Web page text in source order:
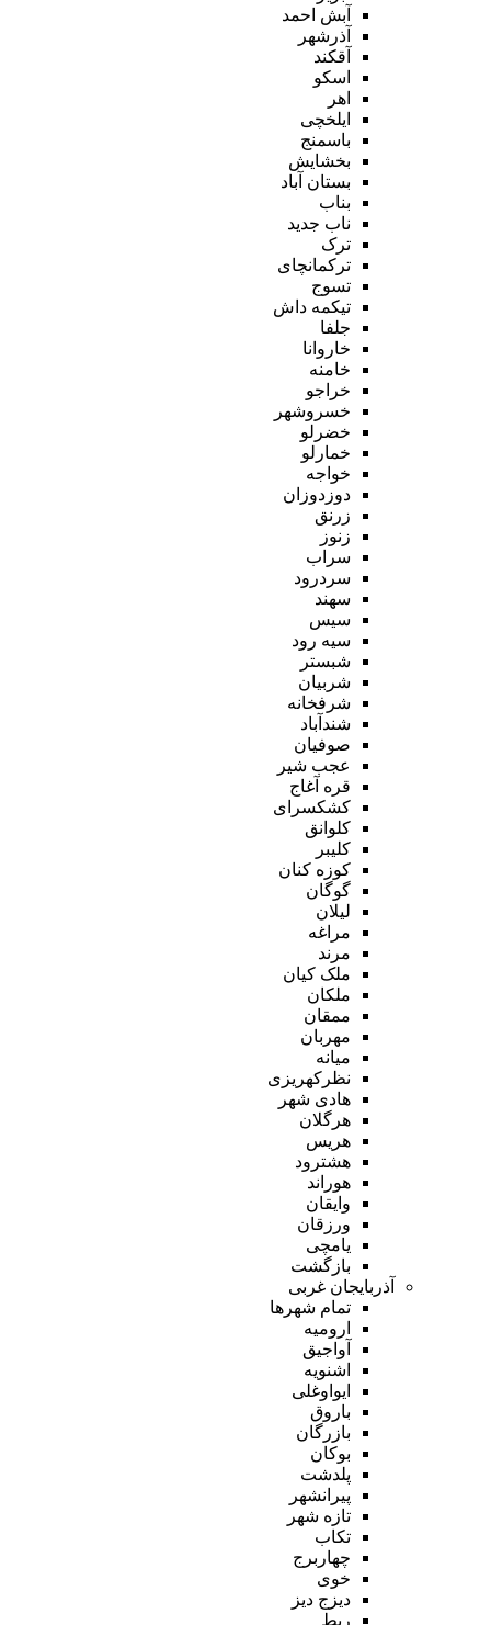
آبش احمد
آذرشهر
آقکند
اسکو
اهر
ایلخچی
باسمنج
بخشایش
بستان آباد
بناب
ناب جدید
ترک
ترکمانچای
تسوج
تیکمه داش
جلفا
خاروانا
خامنه
خراجو
خسروشهر
خضرلو
خمارلو
خواجه
دوزدوزان
زرنق
زنوز
سراب
سردرود
سهند
سیس
سیه رود
شبستر
شربیان
شرفخانه
شندآباد
صوفیان
عجب شیر
قره آغاج
کشکسرای
کلوانق
کلیبر
کوزه کنان
گوگان
لیلان
مراغه
مرند
ملک کیان
ملکان
ممقان
مهربان
میانه
نظرکهریزی
هادی شهر
هرگلان
هریس
هشترود
هوراند
وایقان
ورزقان
یامچی
بازگشت
آذربایجان غربی
تمام شهر‌ها
ارومیه
آواجیق
اشنویه
ایواوغلی
باروق
بازرگان
بوکان
پلدشت
پیرانشهر
تازه شهر
تکاب
چهاربرج
خوی
دیزج دیز
ربط